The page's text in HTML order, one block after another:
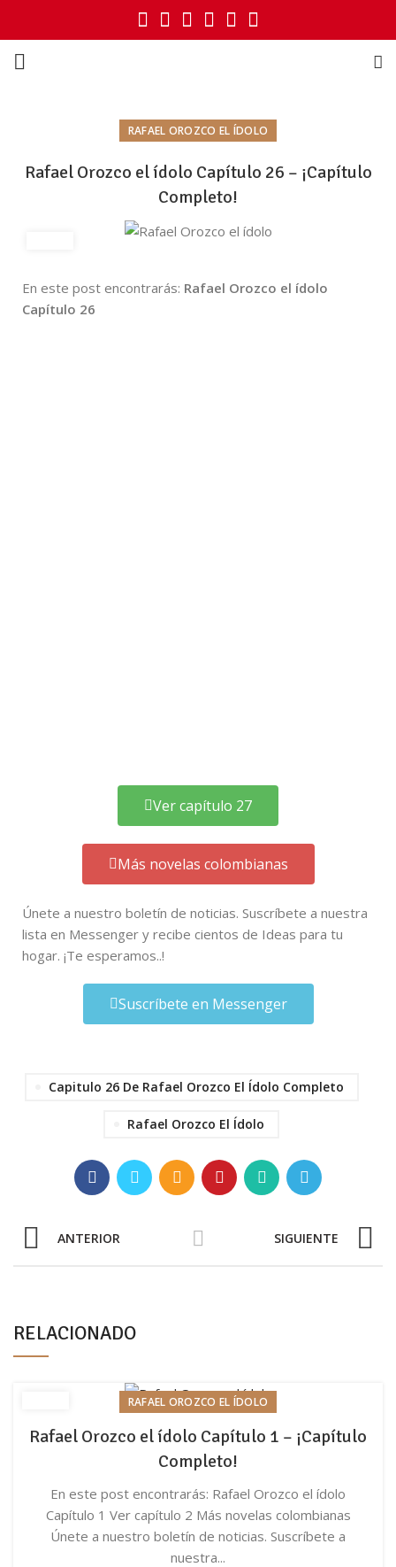
RAFAEL OROZCO EL ÍDOLO
Rafael Orozco el ídolo Capítulo 26 – ¡Capítulo
Completo!
En este post encontrarás: Rafael Orozco el ídolo
Capítulo 26
Ver capítulo 27
Más novelas colombianas
Únete a nuestro boletín de noticias. Suscríbete a nuestra
lista en Messenger y recibe cientos de Ideas para tu
hogar. ¡Te esperamos..!
Suscríbete en Messenger
Capitulo 26 De Rafael Orozco El Ídolo Completo
Rafael Orozco El Ídolo
ANTERIOR SIGUIENTE
RELACIONADO
RAFAEL OROZCO EL ÍDOLO
Rafael Orozco el ídolo Capítulo 1 – ¡Capítulo
Completo!
En este post encontrarás: Rafael Orozco el ídolo
Capítulo 1 Ver capítulo 2 Más novelas colombianas
Únete a nuestro boletín de noticias. Suscríbete a
nuestra...